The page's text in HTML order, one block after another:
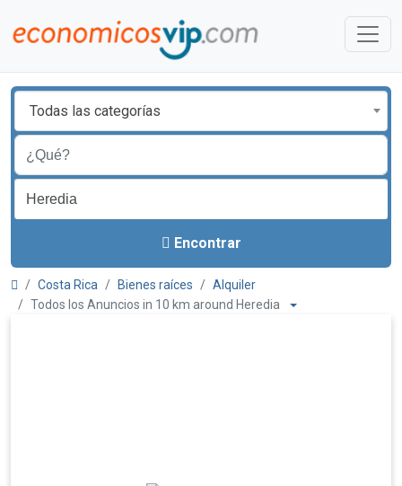
Todas las categorías
Encontrar
Costa Rica Bienes raíces
Alquiler
Todos los Anuncios in 10 km around Heredia